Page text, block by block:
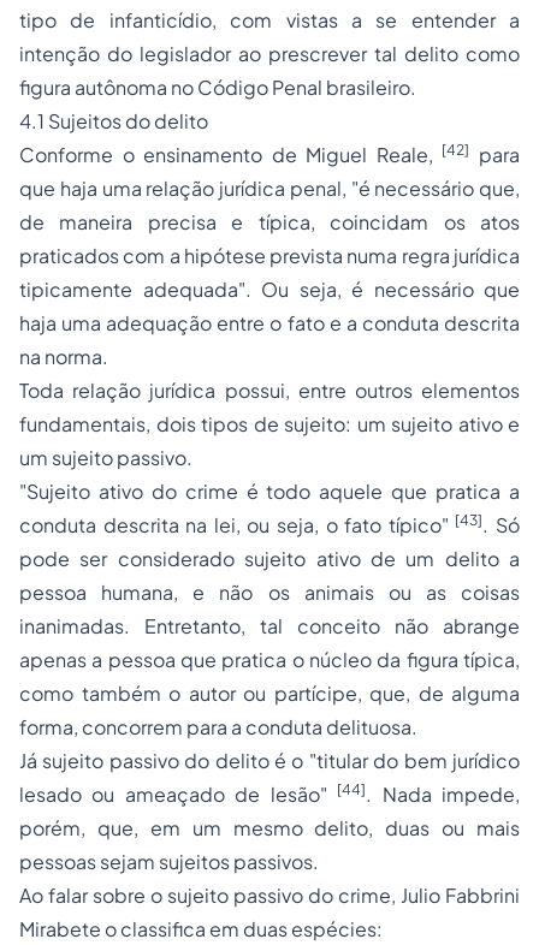
tipo de infanticídio, com vistas a se entender a
intenção do legislador ao prescrever tal delito como
figura autônoma no Código Penal brasileiro.
4.1 Sujeitos do delito
Conforme o ensinamento de Miguel Reale, [42]
para
que haja uma relação jurídica penal, "é necessário que,
de maneira precisa e típica, coincidam os atos
praticados com a hipótese prevista numa regra jurídica
tipicamente adequada". Ou seja, é necessário que
haja uma adequação entre o fato e a conduta descrita
na norma.
Toda relação jurídica possui, entre outros elementos
fundamentais, dois tipos de sujeito: um sujeito ativo e
um sujeito passivo.
"Sujeito ativo do crime é todo aquele que pratica a
conduta descrita na lei, ou seja, o fato típico" [43]. Só
pode ser considerado sujeito ativo de um delito a
pessoa humana, e não os animais ou as coisas
inanimadas. Entretanto, tal conceito não abrange
apenas a pessoa que pratica o núcleo da figura típica,
como também o autor ou partícipe, que, de alguma
forma, concorrem para a conduta delituosa.
Já sujeito passivo do delito é o "titular do bem jurídico
lesado ou ameaçado de lesão"
[44]. Nada impede,
porém, que, em um mesmo delito, duas ou mais
pessoas sejam sujeitos passivos.
Ao falar sobre o sujeito passivo do crime, Julio Fabbrini
Mirabete o classifica em duas espécies: